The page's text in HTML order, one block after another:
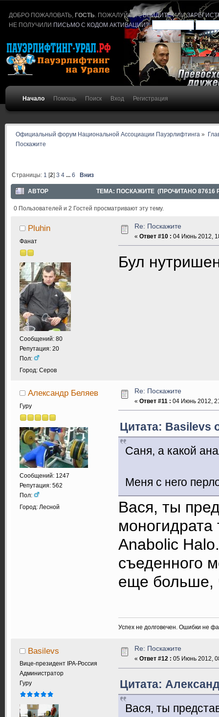
ДОБРО ПОЖАЛОВАТЬ,ГОСТЬ . ПОЖАЛУЙСТА,ВОЙДИТЕИЛИ
НЕ ПОЛУЧИЛИ ПИСЬМО С КОДОМ АКТИВАЦИИ?
Начало Помощь Поиск Вход Регистрация
Официальный форум Национальной Ассоциации Пауэрлифтинга »
Поскажите
Страницы: 1 [2]3 4 ...6 Вниз
АВТОР ТЕМА: ПОСКАЖИТЕ (ПРОЧИТАНО 87616
0 Пользователей и 2 Гостей просматривают эту тему.
Pluhin
Фанат
Сообщений: 80
Репутация: 20
Пол:
Город: Серов
Re: Поскажите
« Ответ #10 : 04 Июнь 2012,
Бул
Александр Беляев
Гуру
Сообщений: 1247
Репутация: 562
Пол:
Город: Лесной
Re: Поскажите
« Ответ #11 : 04 Июнь 2012,
Цитата: Basilevs
Саня, а какой
Меня с него
Вася, ты
Anabolic
съеденного
еще больше,
Успех не долговечен. Ошибки не
Basilevs
Вице-президент IPA-Россия
Администратор
Гуру
Re: Поскажите
« Ответ #12 : 05 Июнь 2012,
Цитата:
Вася, ты